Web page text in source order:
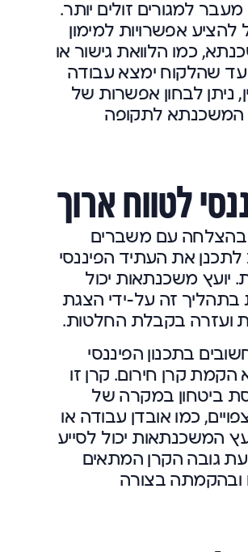
למגורים זולים יותר.
להציע אפשרויות למימון
כמו הלוואת גישור או
עד שהלקוח ימצא עבודה
ניתן לבחון אפשרות של
המשכנתא לתקופה
לטווח ארוך
בהצלחה עם משברים
לתכנן את העתיד הפיננסי
יועץ משכנתאות יכול
בתהליך זה על-ידי הצגת
ועזרה בקבלת החלטות.
בתכנון הפיננסי
הקמת קרן חירום. קרן זו
ביטחון במקרה של
כמו אובדן עבודה או
המשכנתאות יכול לסייע
גובה הקרן המתאים
ובהקמתה בצורה